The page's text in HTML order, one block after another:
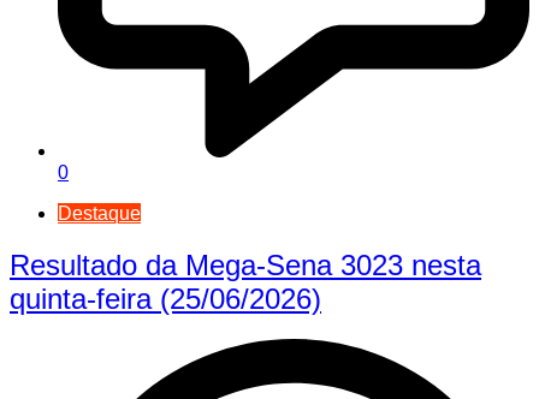
0
Destaque
Resultado da Mega-Sena 3023 nesta
quinta-feira (25/06/2026)